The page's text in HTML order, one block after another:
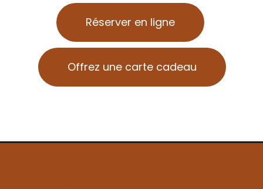
Réserver en ligne
Offrez une carte cadeau